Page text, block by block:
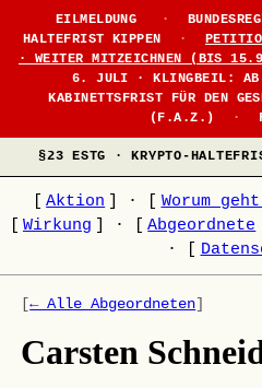
EILMELDUNG ·
HALTEFRIST KIPPEN
·
· WEITER MITZEICHNEN (BIS
6. JULI · KLINGBEIL: AB
KABINETTSFRIST FÜR DEN
(F.A.Z.)
·
§23 ESTG · KRYPTO-
Aktion · Worum
Wirkung · Abgeordnete
·
[← Alle Abgeordneten]
Carsten